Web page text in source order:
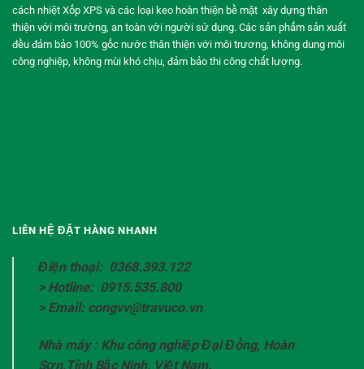
cách nhiệt Xốp XPS và các loại keo hoàn thiện bề mặt xây dựng thân
thiện với môi trường, an toàn với người sử dụng. Các sản phẩm sản xuất
đều đảm bảo 100% gốc nước thân thiện với môi trương, không dung môi
công nghiệp, không mùi khó chịu, đảm bảo thi công chất lượng.
LIÊN HỆ ĐẶT HÀNG NHANH
Điện thoại: 0368.393.122
> Hotline: 0915.535.800
> Email: congvv@travuco.vn
Nhà máy : Khu công nghiệp Đại Đồng, Hoàn
Sơn,Tỉnh Bắc Ninh, Việt Nam.